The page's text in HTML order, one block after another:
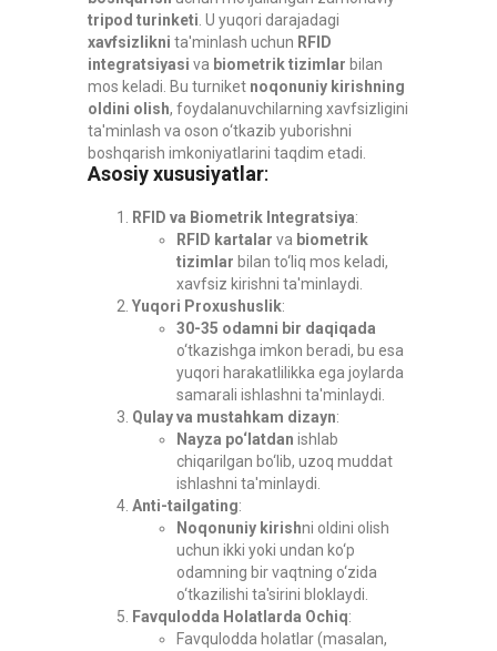
tripod turinketi . U yuqori darajadagi
xavfsizlikni ta'minlash uchun RFID
integratsiyasi va biometrik tizimlar bilan
mos keladi. Bu turniket noqonuniy kirishning
oldini olish, foydalanuvchilarning xavfsizligini
ta'minlash va oson o‘tkazib yuborishni
boshqarish imkoniyatlarini taqdim etadi.
Asosiy xususiyatlar:
RFID va Biometrik Integratsiya:
RFID kartalar va biometrik
tizimlar bilan to‘liq mos keladi,
xavfsiz kirishni ta'minlaydi.
Yuqori Proxushuslik:
30-35 odamni bir daqiqada
o‘tkazishga imkon beradi, bu esa
yuqori harakatlilikka ega joylarda
samarali ishlashni ta'minlaydi.
Qulay va mustahkam dizayn:
Nayza po‘latdan ishlab
chiqarilgan bo‘lib, uzoq muddat
ishlashni ta'minlaydi.
Anti-tailgating:
Noqonuniy kirishni oldini olish
uchun ikki yoki undan ko‘p
odamning bir vaqtning o‘zida
o‘tkazilishi ta'sirini bloklaydi.
Favqulodda Holatlarda Ochiq:
Favqulodda holatlar (masalan,